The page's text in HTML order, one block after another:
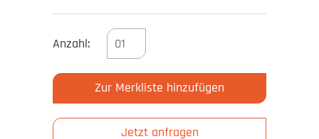
Anzahl:
Zur Merkliste hinzufügen
Jetzt anfragen